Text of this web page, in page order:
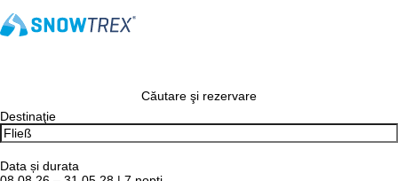
Căutare şi rezervare
Destinaţie
Data și durata